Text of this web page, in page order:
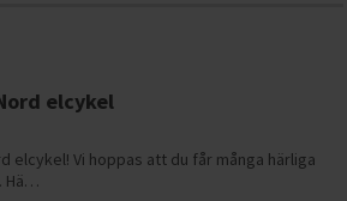
elcykel
elcykel! Vi hoppas att du får många härliga
Hä…